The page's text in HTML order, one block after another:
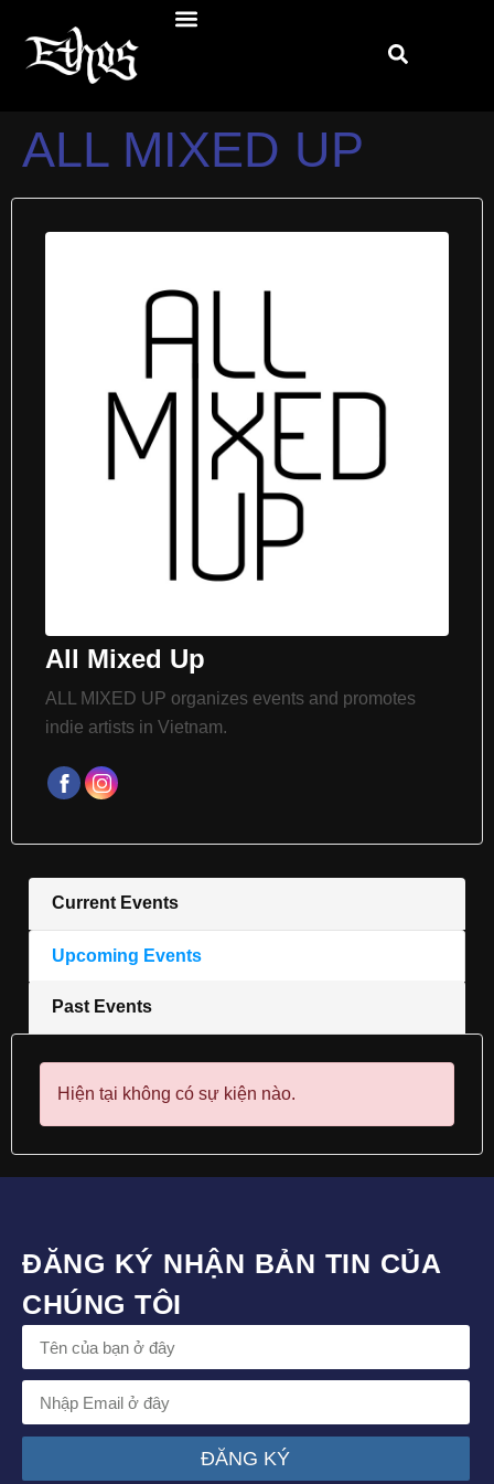
ALL MIXED UP
All Mixed Up
ALL MIXED UP organizes events and promotes
indie artists in Vietnam.
Current Events
Upcoming Events
Past Events
Hiện tại không có sự kiện nào.
ĐĂNG KÝ NHẬN BẢN TIN CỦA
CHÚNG TÔI
ĐĂNG KÝ